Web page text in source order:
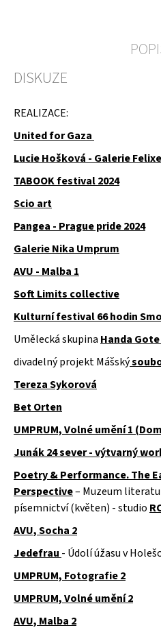
DISKUZE
REALIZACE:
United for Gaza
Lucie Hošková - Galerie
TABOOK festival 2024
Scio art
Pangea - Prague pride 2024
Galerie Nika Umprum
AVU - Malba 1
Soft Limits collective
Kulturní festival 66 hodin
Umělecká skupina Handa
divadelný projekt Mášský
Tereza Sykorová
Bet Orten
UMPRUM, Volné umění 1
Junák 24 sever - výtvarný
Poetry & Performance. The
Perspective– Muzeum
písemnictví (květen) - studio
AVU, Socha 2
Jedefrau - Údolí úžasu v
UMPRUM, Fotografie 2
UMPRUM, Volné umění 2
AVU, Malba 2
ÚSTŘICE
MUŠLE